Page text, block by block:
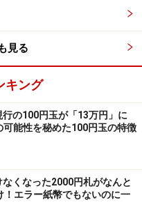
なる。その結果、小さ
れている。
道
を選んだ。
を見れば、とても儲か
大したため、付加価値
少してしまったのであ
見る
キング
の100円玉が「13万円」に
可能性を秘めた100円玉の特徴
くなった2000円札がなんと
！エラー紙幣でもないのに一